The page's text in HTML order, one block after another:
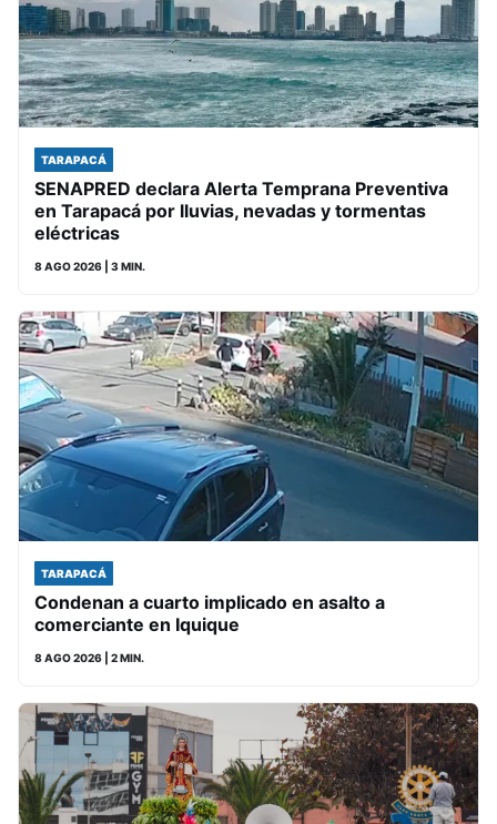
TARAPACÁ
SENAPRED declara Alerta Temprana Preventiva
en Tarapacá por lluvias, nevadas y tormentas
eléctricas
8 AGO 2026 | 3 MIN.
TARAPACÁ
Condenan a cuarto implicado en asalto a
comerciante en Iquique
8 AGO 2026 | 2 MIN.